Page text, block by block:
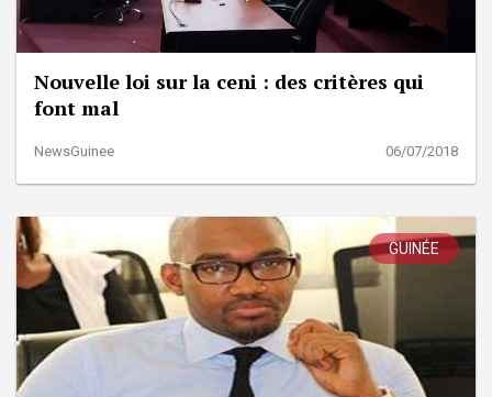
Nouvelle loi sur la ceni : des critères qui
font mal
NewsGuinee 06/07/2018
GUINÉE